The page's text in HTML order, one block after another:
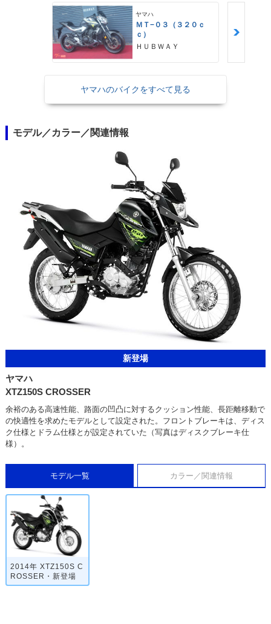
ヤマハ
ＭＴ−０３（３２０ｃ
ｃ）
ＨＵＢＷＡＹ
ヤマハのバイクをすべて見る
モデル／カラー／関連情報
新登場
ヤマハ
XTZ150S CROSSER
余裕のある高速性能、路面の凹凸に対するクッション性能、長距離移動で
の快適性を求めたモデルとして設定された。フロントブレーキは、ディス
ク仕様とドラム仕様とが設定されていた（写真はディスクブレーキ仕
様）。
モデル一覧 カラー／関連情報
2014年 XTZ150S C
ROSSER・新登場